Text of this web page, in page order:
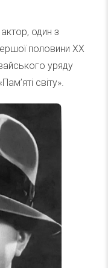
один з
половини XX
уряду
світу».